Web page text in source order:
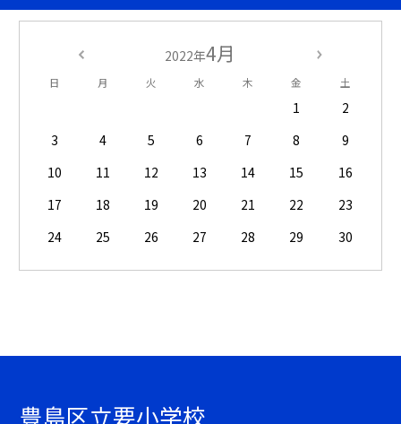
2022年4月
日 月 火 水 木 金 土
1
2
3
4 5 6 7 8
9
10
11 12 13 14 15
16
17
18 19 20 21 22
23
24
25 26 27 28 29 30
豊島区立要小学校